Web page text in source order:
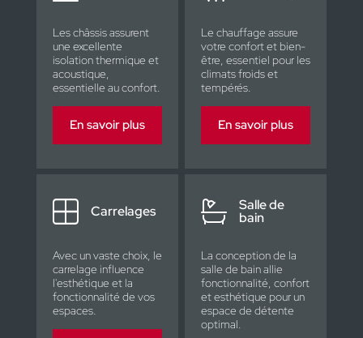
Les châssis assurent
une excellente
isolation thermique et
acoustique,
essentielle au confort.
En savoir plus
Le chauffage assure
votre confort et bien-
être, essentiel pour les
climats froids et
tempérés.
En savoir plus
Carrelages
Avec un vaste choix, le
carrelage influence
l'esthétique et la
fonctionnalité de vos
espaces.
Salle de
bain
La conception de la
salle de bain allie
fonctionnalité, confort
et esthétique pour un
espace de détente
optimal.